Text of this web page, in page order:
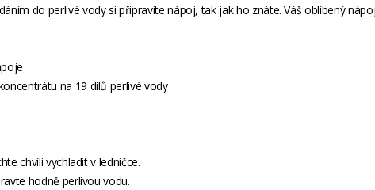
do perlivé vody si připravíte nápoj, tak jak ho znáte. Váš oblíbený
na 19 dílů perlivé vody
chvíli vychladit v ledničce.
hodně perlivou vodu.